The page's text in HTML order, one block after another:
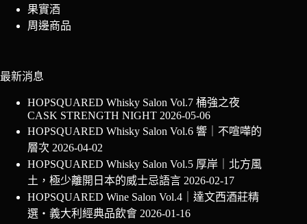
果實酒
周邊商品
最新消息
HOPSQUARED Whisky Salon Vol.7 桶強之夜
CASK STRENGTH NIGHT 2026-05-06
HOPSQUARED Whisky Salon Vol.6 響｜不喧嘩的
層次 2026-04-02
HOPSQUARED Whisky Salon Vol.5 厚岸｜北方風
土，極少離開日本的威士忌語言 2026-02-17
HOPSQUARED Wine Salon Vol.4｜達文西酒莊精
選・義大利經典品飲會 2026-01-16